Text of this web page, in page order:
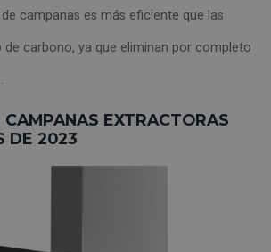
campanas es más eficiente que las
carbono, ya que eliminan por completo
CAMPANAS EXTRACTORAS
DE 2023